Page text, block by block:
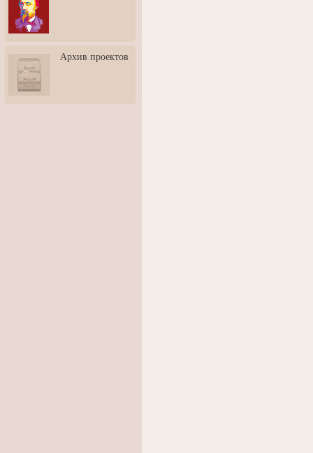
3: Обусловленности
человека и их влияние на
карьеру
скульптором Дмитрием
Тугариновым
АртБульвар в День города
Архив проектов